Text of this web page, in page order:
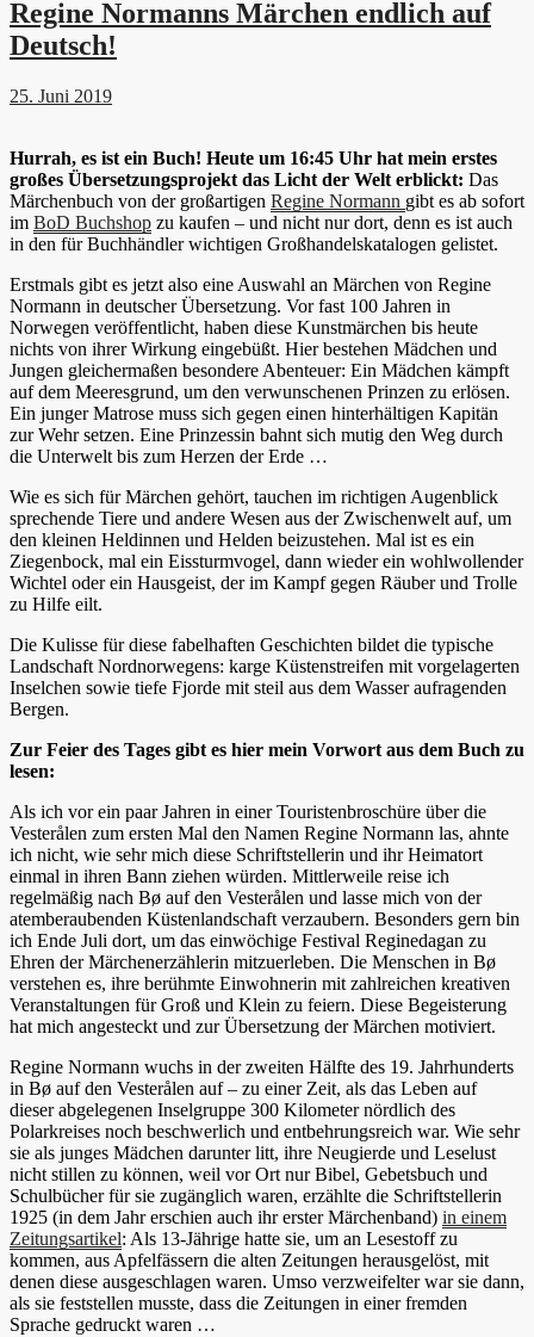
Regine Normanns Märchen endlich auf
Deutsch!
25. Juni 2019
Hurrah, es ist ein Buch! Heute um 16:45 Uhr hat mein erstes
großes Übersetzungsprojekt das Licht der Welt erblickt: Das
Märchenbuch von der großartigen Regine Normann gibt es ab sofort
im BoD Buchshop zu kaufen – und nicht nur dort, denn es ist auch
in den für Buchhändler wichtigen Großhandelskatalogen gelistet.
Erstmals gibt es jetzt also eine Auswahl an Märchen von Regine
Normann in deutscher Übersetzung. Vor fast 100 Jahren in
Norwegen veröffentlicht, haben diese Kunstmärchen bis heute
nichts von ihrer Wirkung eingebüßt. Hier bestehen Mädchen und
Jungen gleichermaßen besondere Abenteuer: Ein Mädchen kämpft
auf dem Meeresgrund, um den verwunschenen Prinzen zu erlösen.
Ein junger Matrose muss sich gegen einen hinterhältigen Kapitän
zur Wehr setzen. Eine Prinzessin bahnt sich mutig den Weg durch
die Unterwelt bis zum Herzen der Erde …
Wie es sich für Märchen gehört, tauchen im richtigen Augenblick
sprechende Tiere und andere Wesen aus der Zwischenwelt auf, um
den kleinen Heldinnen und Helden beizustehen. Mal ist es ein
Ziegenbock, mal ein Eissturmvogel, dann wieder ein wohlwollender
Wichtel oder ein Hausgeist, der im Kampf gegen Räuber und Trolle
zu Hilfe eilt.
Die Kulisse für diese fabelhaften Geschichten bildet die typische
Landschaft Nordnorwegens: karge Küstenstreifen mit vorgelagerten
Inselchen sowie tiefe Fjorde mit steil aus dem Wasser aufragenden
Bergen.
Zur Feier des Tages gibt es hier mein Vorwort aus dem Buch zu
lesen:
Als ich vor ein paar Jahren in einer Touristenbroschüre über die
Vesterålen zum ersten Mal den Namen Regine Normann las, ahnte
ich nicht, wie sehr mich diese Schriftstellerin und ihr Heimatort
einmal in ihren Bann ziehen würden. Mittlerweile reise ich
regelmäßig nach Bø auf den Vesterålen und lasse mich von der
atemberaubenden Küstenlandschaft verzaubern. Besonders gern bin
ich Ende Juli dort, um das einwöchige Festival Reginedagan zu
Ehren der Märchenerzählerin mitzuerleben. Die Menschen in Bø
verstehen es, ihre berühmte Einwohnerin mit zahlreichen kreativen
Veranstaltungen für Groß und Klein zu feiern. Diese Begeisterung
hat mich angesteckt und zur Übersetzung der Märchen motiviert.
Regine Normann wuchs in der zweiten Hälfte des 19. Jahrhunderts
in Bø auf den Vesterålen auf – zu einer Zeit, als das Leben auf
dieser abgelegenen Inselgruppe 300 Kilometer nördlich des
Polarkreises noch beschwerlich und entbehrungsreich war. Wie sehr
sie als junges Mädchen darunter litt, ihre Neugierde und Leselust
nicht stillen zu können, weil vor Ort nur Bibel, Gebetsbuch und
Schulbücher für sie zugänglich waren, erzählte die Schriftstellerin
1925 (in dem Jahr erschien auch ihr erster Märchenband) in einem
Zeitungsartikel: Als 13-Jährige hatte sie, um an Lesestoff zu
kommen, aus Apfelfässern die alten Zeitungen herausgelöst, mit
denen diese ausgeschlagen waren. Umso verzweifelter war sie dann,
als sie feststellen musste, dass die Zeitungen in einer fremden
Sprache gedruckt waren …